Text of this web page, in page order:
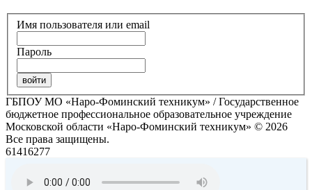
Имя пользователя или email
Пароль
ГБПОУ МО «Наро-Фоминский техникум» / Государственное
бюджетное профессиональное образовательное учреждение
Московской области «Наро-Фоминский техникум» © 2026
Все права защищены.
61416277